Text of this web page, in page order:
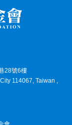
28號6樓
114067, Taiwan ,